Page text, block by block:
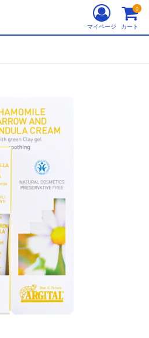
マイページ カート
0